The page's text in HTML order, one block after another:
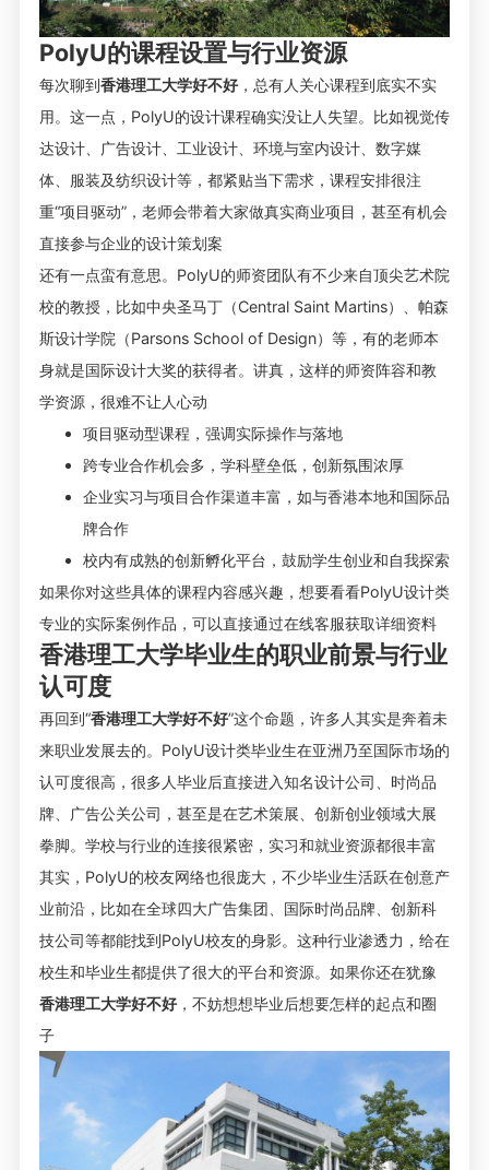
PolyU的课程设置与行业资源
每次聊到香港理工大学好不好，总有人关心课程到底实不实
用。这一点，PolyU的设计课程确实没让人失望。比如视觉传
达设计、广告设计、 工业设计、环境与室内设计、数字媒
体、服装及纺织设计等，都紧贴当下需求，课程安排很注
重“项目驱动”，老师会带着大家做真实商业项目，甚至有机会
直接参与企业的设计策划案
还有一点蛮有意思。PolyU的师资团队有不少来自顶尖艺术院
校的教授，比如中央圣马丁（Central Saint Martins）、帕森
斯设计学院（Parsons School of Design）等，有的老师本
身就是国际设计大奖的获得者。讲真，这样的师资阵容和教
学资源，很难不让人心动
项目驱动型课程，强调实际操作与落地
跨专业合作机会多，学科壁垒低，创新氛围浓厚
企业实习与项目合作渠道丰富，如与香港本地和国际品
牌合作
校内有成熟的创新孵化平台，鼓励学生创业和自我探索
如果你对这些具体的课程内容感兴趣，想要看看PolyU设计类
专业的实际案例作品，可以直接通过在线客服获取详细资料
香港理工大学毕业生的职业前景与行业
认可度
再回到“香港理工大学好不好”这个命题，许多人其实是奔着未
来职业发展去的。PolyU设计类毕业生在亚洲乃至国际市场的
认可度很高，很多人毕业后直接进入知名设计公司、时尚品
牌、广告公关公司，甚至是在艺术策展、创新创业领域大展
拳脚。学校与行业的连接很紧密，实习和就业资源都很丰富
其实，PolyU的校友网络也很庞大，不少毕业生活跃在创意产
业前沿，比如在全球四大广告集团、国际时尚品牌、创新科
技公司等都能找到PolyU校友的身影。这种行业渗透力，给在
校生和毕业生都提供了很大的平台和资源。如果你还在犹豫
香港理工大学好不好，不妨想想毕业后想要怎样的起点和圈
子